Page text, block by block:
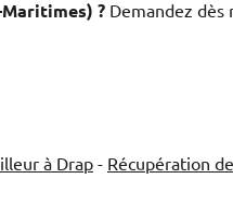
? Demandez
à Drap - Récupération